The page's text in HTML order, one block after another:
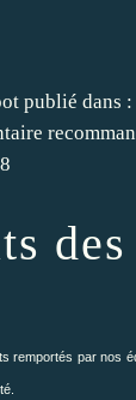
publié dans :
remportés par nos